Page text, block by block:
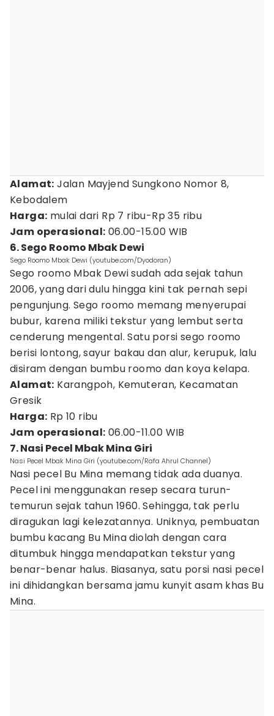
Alamat: Jalan Mayjend Sungkono Nomor 8,
Kebodalem
Harga: mulai dari Rp 7 ribu-Rp 35 ribu
Jam operasional: 06.00-15.00 WIB
6. Sego Roomo Mbak Dewi
Sego Roomo Mbak Dewi (youtube.com/Dyodoran)
Sego roomo Mbak Dewi sudah ada sejak tahun
2006, yang dari dulu hingga kini tak pernah sepi
pengunjung. Sego roomo memang menyerupai
bubur, karena miliki tekstur yang lembut serta
cenderung mengental. Satu porsi sego roomo
berisi lontong, sayur bakau dan alur, kerupuk, lalu
disiram dengan bumbu roomo dan koya kelapa.
Alamat: Karangpoh, Kemuteran, Kecamatan
Gresik
Harga: Rp 10 ribu
Jam operasional: 06.00-11.00 WIB
7. Nasi Pecel Mbak Mina Giri
Nasi Pecel Mbak Mina Giri (youtube.com/Rafa Ahrul Channel)
Nasi pecel Bu Mina memang tidak ada duanya.
Pecel ini menggunakan resep secara turun-
temurun sejak tahun 1960. Sehingga, tak perlu
diragukan lagi kelezatannya. Uniknya, pembuatan
bumbu kacang Bu Mina diolah dengan cara
ditumbuk hingga mendapatkan tekstur yang
benar-benar halus. Biasanya, satu porsi nasi pecel
ini dihidangkan bersama jamu kunyit asam khas Bu
Mina.